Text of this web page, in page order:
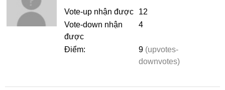
Vote-up nhận được
12
Vote-down nhận
được
4
Điểm: 9 (upvotes-
downvotes)